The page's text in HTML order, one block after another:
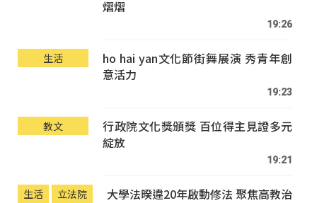
熠熠
19:26
生活
ho hai yan文化節街舞展演 秀青年創
意活力
19:23
教文
行政院文化獎頒獎 百位得主見證多元
綻放
19:21
生活 立法院
大學法暌違20年啟動修法 聚焦高教治